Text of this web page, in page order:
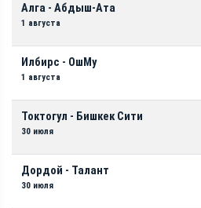
Алга - Абдыш-Ата
1 августа
Илбирс - ОшМу
1 августа
Токтогул - Бишкек Сити
30 июля
Дордой - Талант
30 июля